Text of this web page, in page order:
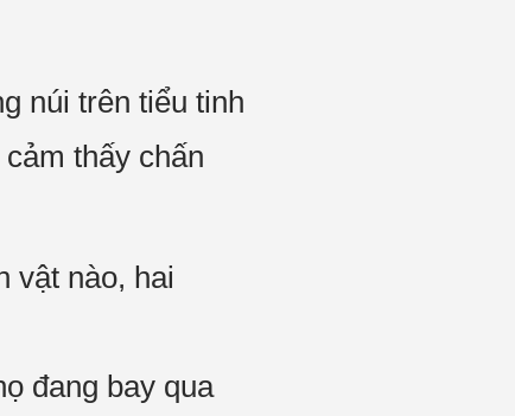
núi trên tiểu tinh
thấy chấn
vật nào, hai
đang bay qua